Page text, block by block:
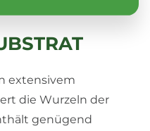
extensivem
die Wurzeln der
genügend